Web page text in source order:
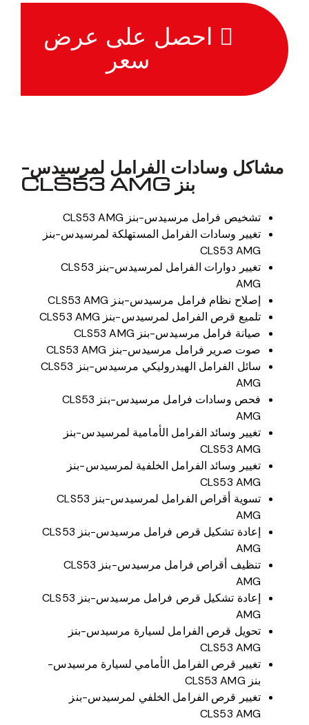
احصل على عرض
سعر
مشاكل وسادات الفرامل لمرسيدس-
بنز CLS53 AMG
تشخيص فرامل مرسيدس-بنز CLS53 AMG
تغيير وسادات الفرامل المستهلكة لمرسيدس-بنز
CLS53 AMG
تغيير دوارات الفرامل لمرسيدس-بنز CLS53
AMG
إصلاح نظام فرامل مرسيدس-بنز CLS53 AMG
تلميع قرص الفرامل لمرسيدس-بنز CLS53 AMG
صيانة فرامل مرسيدس-بنز CLS53 AMG
صوت صرير فرامل مرسيدس-بنز CLS53 AMG
سائل الفرامل الهيدروليكي مرسيدس-بنز CLS53
AMG
فحص وسادات فرامل مرسيدس-بنز CLS53
AMG
تغيير وسائد الفرامل الأمامية لمرسيدس-بنز
CLS53 AMG
تغيير وسائد الفرامل الخلفية لمرسيدس-بنز
CLS53 AMG
تسوية أقراص الفرامل لمرسيدس-بنز CLS53
AMG
إعادة تشكيل قرص فرامل مرسيدس-بنز CLS53
AMG
تنظيف أقراص فرامل مرسيدس-بنز CLS53
AMG
إعادة تشكيل قرص فرامل مرسيدس-بنز CLS53
AMG
تحويل قرص الفرامل لسيارة مرسيدس-بنز
CLS53 AMG
تغيير قرص الفرامل الأمامي لسيارة مرسيدس-
بنز CLS53 AMG
تغيير قرص الفرامل الخلفي لمرسيدس-بنز
CLS53 AMG